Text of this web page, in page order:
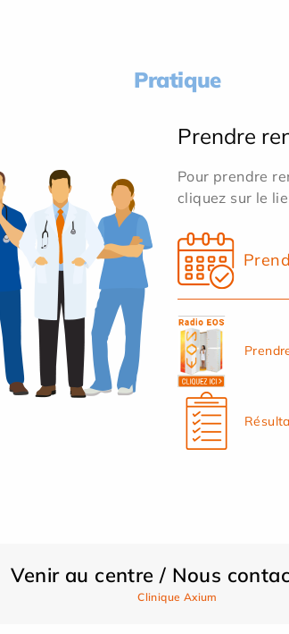
Pratique
Prendre
Pour prendre
cliquez sur le
Venir au centre / Nous
Clinique Axium